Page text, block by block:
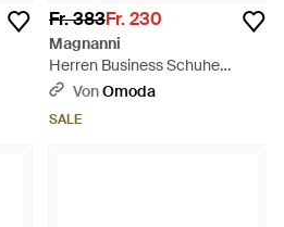
Fr. 383Fr. 230
Magnanni
Herren Business Schuhe
22030 - Schwarz
VonOmoda
SALE